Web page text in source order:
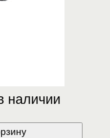
наличии